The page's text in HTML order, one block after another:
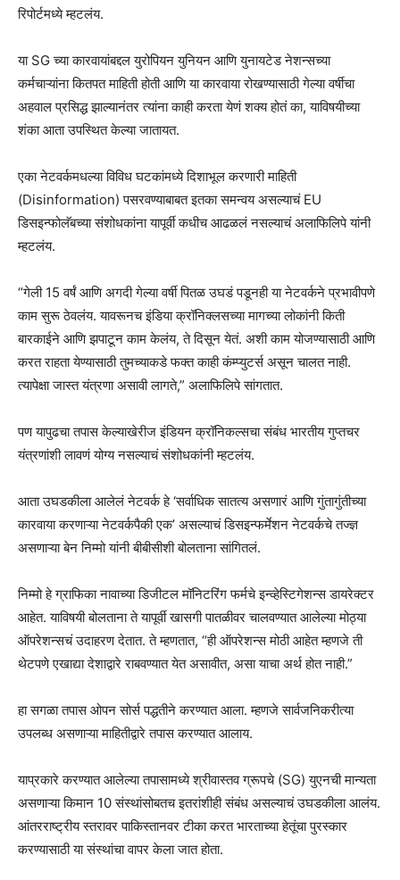
रिपोर्टमध्ये म्हटलंय.
या SG च्या कारवायांबद्दल युरोपियन युनियन आणि युनायटेड नेशन्सच्या
कर्मचाऱ्यांना कितपत माहिती होती आणि या कारवाया रोखण्यासाठी गेल्या वर्षीचा
अहवाल प्रसिद्ध झाल्यानंतर त्यांना काही करता येणं शक्य होतं का, याविषयीच्या
शंका आता उपस्थित केल्या जातायत.
एका नेटवर्कमधल्या विविध घटकांमध्ये दिशाभूल करणारी माहिती
(Disinformation) पसरवण्याबाबत इतका समन्वय असल्याचं EU
डिसइन्फोलॅबच्या संशोधकांना यापूर्वी कधीच आढळलं नसल्याचं अलाफिलिपे यांनी
म्हटलंय.
“गेली 15 वर्षं आणि अगदी गेल्या वर्षी पितळ उघडं पडूनही या नेटवर्कने प्रभावीपणे
काम सुरू ठेवलंय. यावरूनच इंडिया क्रॉनिक्लसच्या मागच्या लोकांनी किती
बारकाईने आणि झपाटून काम केलंय, ते दिसून येतं. अशी काम योजण्यासाठी आणि
करत राहता येण्यासाठी तुमच्याकडे फक्त काही कंम्प्युटर्स असून चालत नाही.
त्यापेक्षा जास्त यंत्रणा असावी लागते,” अलाफिलिपे सांगतात.
पण यापुढचा तपास केल्याखेरीज इंडियन क्रॉनिकल्सचा संबंध भारतीय गुप्तचर
यंत्रणांशी लावणं योग्य नसल्याचं संशोधकांनी म्हटलंय.
आता उघडकीला आलेलं नेटवर्क हे ‘सर्वाधिक सातत्य असणारं आणि गुंतागुंतीच्या
कारवाया करणाऱ्या नेटवर्कपैकी एक’ असल्याचं डिसइन्फर्मेशन नेटवर्कचे तज्ज्ञ
असणाऱ्या बेन निम्मो यांनी बीबीसीशी बोलताना सांगितलं.
निम्मो हे ग्राफिका नावाच्या डिजीटल मॉनिटरिंग फर्मचे इन्व्हेस्टिगेशन्स डायरेक्टर
आहेत. याविषयी बोलताना ते यापूर्वी खासगी पातळीवर चालवण्यात आलेल्या मोठ्या
ऑपरेशन्सचं उदाहरण देतात. ते म्हणतात, “ही ऑपरेशन्स मोठी आहेत म्हणजे ती
थेटपणे एखाद्या देशाद्वारे राबवण्यात येत असावीत, असा याचा अर्थ होत नाही.”
हा सगळा तपास ओपन सोर्स पद्धतीने करण्यात आला. म्हणजे सार्वजनिकरीत्या
उपलब्ध असणाऱ्या माहितीद्वारे तपास करण्यात आलाय.
याप्रकारे करण्यात आलेल्या तपासामध्ये श्रीवास्तव ग्रूपचे (SG) युएनची मान्यता
असणाऱ्या किमान 10 संस्थांसोबतच इतरांशीही संबंध असल्याचं उघडकीला आलंय.
आंतरराष्ट्रीय स्तरावर पाकिस्तानवर टीका करत भारताच्या हेतूंचा पुरस्कार
करण्यासाठी या संस्थांचा वापर केला जात होता.